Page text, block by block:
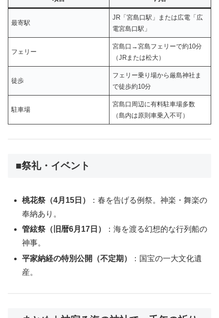
最寄駅
JR「宮島口駅」または広電「広
電宮島口駅」
フェリー
宮島口→宮島フェリーで約10分
（JRまたは松大）
徒歩
フェリー乗り場から厳島神社ま
で徒歩約10分
駐車場
宮島口周辺に有料駐車場多数
（島内は原則車乗入不可）
■祭礼・イベント
桃花祭（4月15日）
：春を告げる例祭。神楽・舞楽の
奉納あり。
管絃祭（旧暦6月17日）
：海を渡る幻想的な行列船の
神事。
平家納経の特別公開（不定期）
：国宝の一大文化遺
産。